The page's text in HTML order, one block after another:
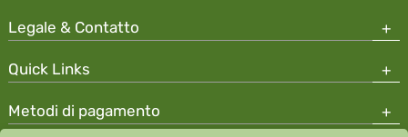
Legale & Contatto
Quick Links
Metodi di pagamento